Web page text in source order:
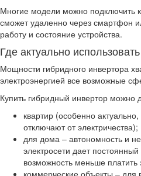
Многие модели можно подключить
сможет удаленно через смартфон
работу и состояние устройства.
Где актуально
Мощности гибридного инвертора
электроэнергией все возможные
Купить гибридный инвертор можно
квартир (особенно
отключают от электричества);
для дома – автономность и
электросети дает постоянный
возможность меньше платить